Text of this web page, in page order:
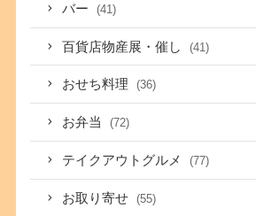
バー (41)
百貨店物産展・催し (41)
おせち料理 (36)
お弁当 (72)
テイクアウトグルメ (77)
お取り寄せ (55)